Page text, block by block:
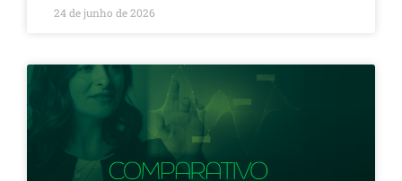
24 de junho de 2026